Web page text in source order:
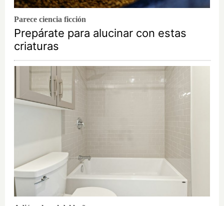
Parece ciencia ficción
Prepárate para alucinar con estas
criaturas